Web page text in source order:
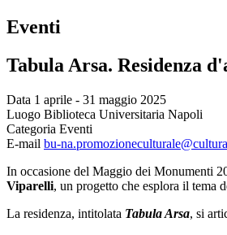
Eventi
Tabula Arsa. Residenza
Data 1 aprile - 31 maggio 2025
Luogo Biblioteca Universitaria Napoli
Categoria Eventi
E-mail bu-
In occasione del Maggio dei Monumenti
Viparelli, un progetto che esplora il tema
La residenza, intitolata Tabula Arsa, si